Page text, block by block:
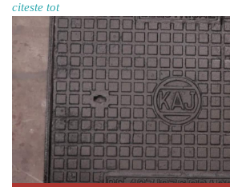
citeste tot